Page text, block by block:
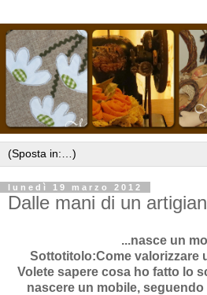
lunedì 19 marzo 2012
Dalle mani di un
...nasce un
Sottotitolo:Come valorizzare
Volete sapere cosa ho fatto lo
nascere un mobile,